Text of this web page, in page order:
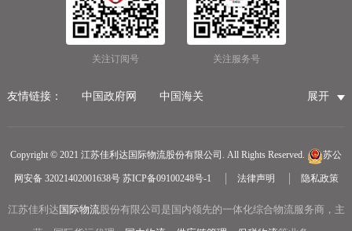
关注订阅号 关注服务号
友情链接： 展开
中国政府网
中国海关
无锡海运代理
无锡仓储服务公司
无锡航空货运
医疗器械第三方仓储
中越物流专线
中欧铁路货运
Copyright © 2021 江苏佳利达国际物流股份有限公司. All Rights Reserved. 苏公
网安备 32021402001638号 苏ICP备09100248号-1 法律声明 隐私政策
江苏佳利达 国际物流股份有限公司是国内领先的一体化综合物流服务商，主